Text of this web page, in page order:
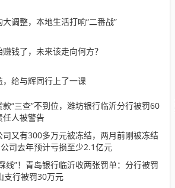
调整，本地生活打响“二番战”
钱了，未来该走向何方？
，给与辉同行上了一课
“三查”不到位，潍坊银行临沂分行被罚60
任人被警告
司又有300多万元被冻结，两月前刚被冻结
司去年预计亏损至少2.1亿元
线”！青岛银行临沂收两张罚单：分行被罚
支行被罚30万元